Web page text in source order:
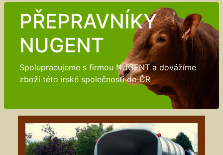
PŘEPRAVNÍKY
NUGENT
Spolupracujeme s firmou NUGENT a dovážíme
zboží této irské společnosti do ČR